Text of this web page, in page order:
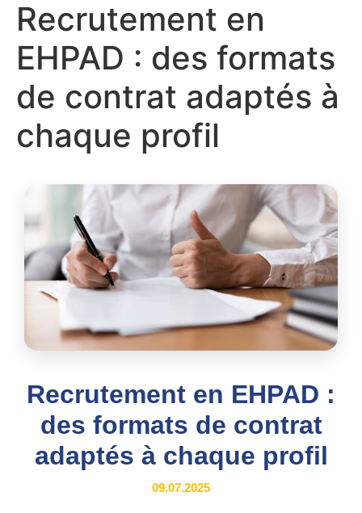
Recrutement en
EHPAD : des formats
de contrat adaptés à
chaque profil
Recrutement en EHPAD :
des formats de contrat
adaptés à chaque profil
09.07.2025